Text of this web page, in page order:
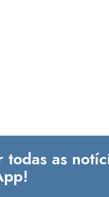
todas as